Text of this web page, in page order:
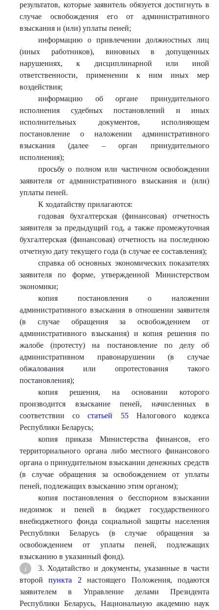
результатов, которые заявитель обязуется достигнуть в
случае освобождения его от административного
взыскания и (или) уплаты пеней;
информацию о привлечении должностных лиц
(иных работников), виновных в допущенных
нарушениях, к дисциплинарной или иной
ответственности, применении к ним иных мер
воздействия;
информацию об органе принудительного
исполнения судебных постановлений и иных
исполнительных документов, исполняющем
постановление о наложении административного
взыскания (далее – орган принудительного
исполнения);
просьбу о полном или частичном освобождении
заявителя от административного взыскания и (или)
уплаты пеней.
К ходатайству прилагаются:
годовая бухгалтерская (финансовая) отчетность
заявителя за предыдущий год, а также промежуточная
бухгалтерская (финансовая) отчетность на последнюю
отчетную дату текущего года (в случае ее составления);
справка об основных экономических показателях
заявителя по форме, утвержденной Министерством
экономики;
копия постановления о наложении
административного взыскания в отношении заявителя
(в случае обращения за освобождением от
административного взыскания) и копия решения по
жалобе (протесту) на постановление по делу об
административном правонарушении (в случае
обжалования или опротестования такого
постановления);
копия решения, на основании которого
производится взыскание пеней, начисленных в
соответствии состатьей 55Налогового кодекса
Республики Беларусь;
копия приказа Министерства финансов, его
территориального органа либо местного финансового
органа о принудительном взыскании денежных средств
(в случае обращения за освобождением от уплаты
пеней, подлежащих взысканию этим органом);
копия постановления о бесспорном взыскании
недоимок и пеней в бюджет государственного
внебюджетного фонда социальной защиты населения
Республики Беларусь (в случае обращения за
освобождением от уплаты пеней, подлежащих
взысканию в указанный фонд).
3. Ходатайство и документы, указанные в части
второйпункта 2 настоящего Положения, подаются
заявителем в Управление делами Президента
Республики Беларусь, Национальную академию наук